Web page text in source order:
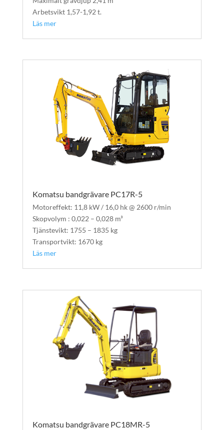
Arbetsvikt 1,57-1,92 t.
Läs mer
Komatsu bandgrävare PC17R-5
Motoreffekt: 11,8 kW / 16,0 hk @ 2600 r/min
Skopvolym : 0,022 – 0,028 m³
Tjänstevikt: 1755 – 1835 kg
Transportvikt: 1670 kg
Läs mer
Komatsu bandgrävare PC18MR-5